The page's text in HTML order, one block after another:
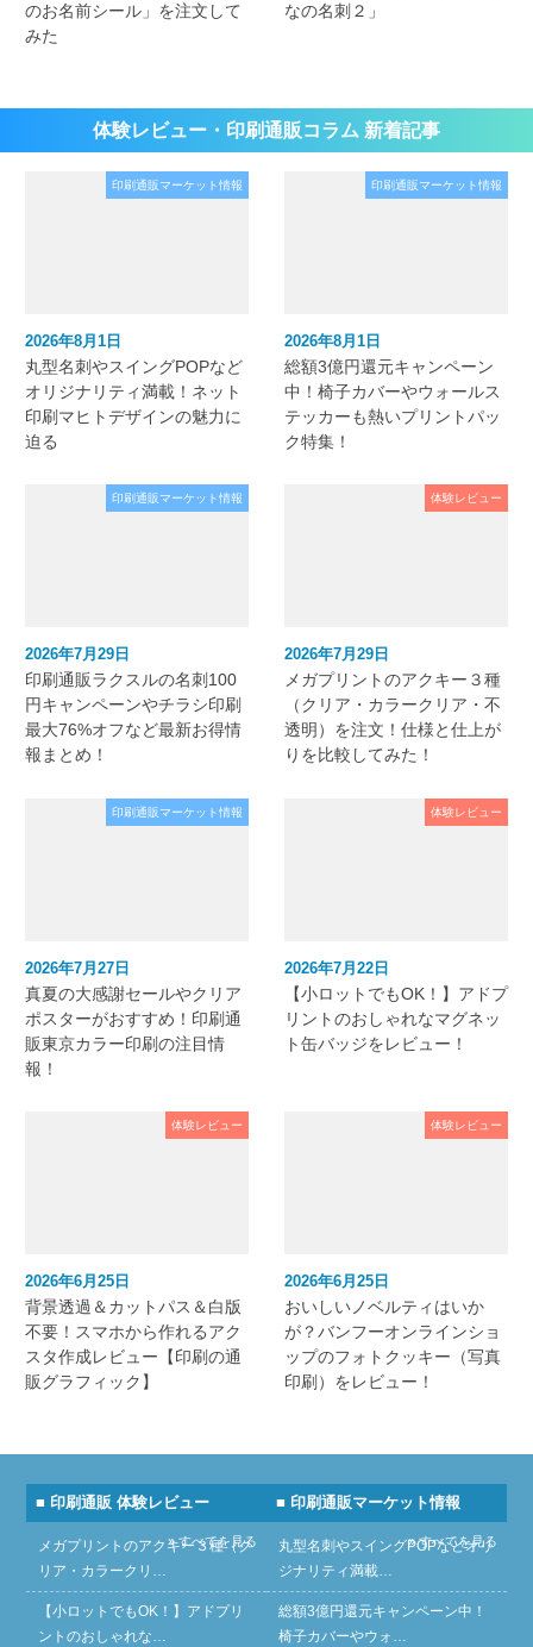
のお名前シール」を注文して
みた
なの名刺２」
体験レビュー・印刷通販コラム 新着記事
印刷通販マーケット情報
2026年8月1日
丸型名刺やスイングPOPなど
オリジナリティ満載！ネット
印刷マヒトデザインの魅力に
迫る
印刷通販マーケット情報
2026年8月1日
総額3億円還元キャンペーン
中！椅子カバーやウォールス
テッカーも熱いプリントパッ
ク特集！
印刷通販マーケット情報
2026年7月29日
印刷通販ラクスルの名刺100
円キャンペーンやチラシ印刷
最大76%オフなど最新お得情
報まとめ！
体験レビュー
2026年7月29日
メガプリントのアクキー３種
（クリア・カラークリア・不
透明）を注文！仕様と仕上が
りを比較してみた！
印刷通販マーケット情報
2026年7月27日
真夏の大感謝セールやクリア
ポスターがおすすめ！印刷通
販東京カラー印刷の注目情
報！
体験レビュー
2026年7月22日
【小ロットでもOK！】アドプ
リントのおしゃれなマグネッ
ト缶バッジをレビュー！
体験レビュー
2026年6月25日
背景透過＆カットパス＆白版
不要！スマホから作れるアク
スタ作成レビュー【印刷の通
販グラフィック】
体験レビュー
2026年6月25日
おいしいノベルティはいか
が？バンフーオンラインショ
ップのフォトクッキー（写真
印刷）をレビュー！
■ 印刷通販 体験レビュー
» すべてを見る
メガプリントのアクキー３種（ク
リア・カラークリ…
【小ロットでもOK！】アドプリ
ントのおしゃれな…
■ 印刷通販マーケット情報
» すべてを見る
丸型名刺やスイングPOPなどオリ
ジナリティ満載…
総額3億円還元キャンペーン中！
椅子カバーやウォ…